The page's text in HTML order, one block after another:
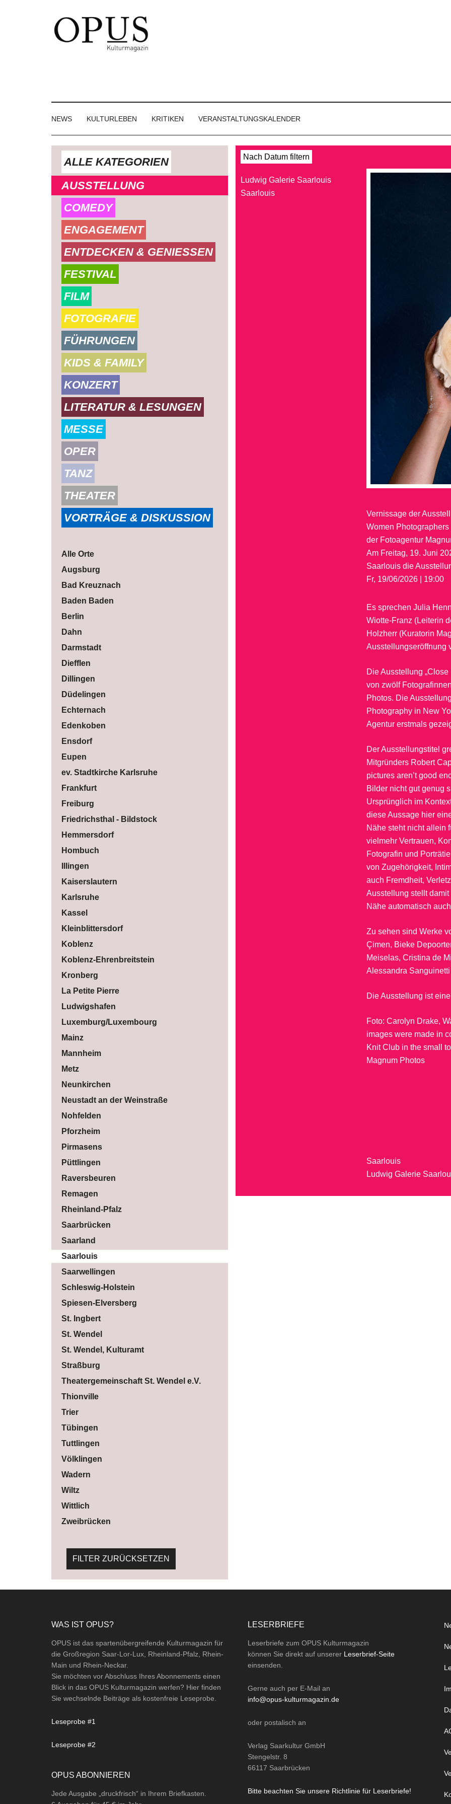
Großregion
NEWS KULTURLEBEN KRITIKEN VERANSTALTUNGSKALENDER
ALLE KATEGORIEN
AUSSTELLUNG
COMEDY
ENGAGEMENT
ENTDECKEN & GENIESSEN
FESTIVAL
FILM
FOTOGRAFIE
FÜHRUNGEN
KIDS & FAMILY
KONZERT
LITERATUR & LESUNGEN
MESSE
OPER
TANZ
THEATER
VORTRÄGE & DISKUSSION
Alle Orte
Augsburg
Bad Kreuznach
Baden Baden
Berlin
Dahn
Darmstadt
Diefflen
Dillingen
Düdelingen
Echternach
Edenkoben
Ensdorf
Eupen
ev. Stadtkirche Karlsruhe
Frankfurt
Freiburg
Friedrichsthal - Bildstock
Hemmersdorf
Hombuch
Illingen
Kaiserslautern
Karlsruhe
Kassel
Kleinblittersdorf
Koblenz
Koblenz-Ehrenbreitstein
Kronberg
La Petite Pierre
Ludwigshafen
Luxemburg/Luxembourg
Mainz
Mannheim
Metz
Neunkirchen
Neustadt an der Weinstraße
Nohfelden
Pforzheim
Pirmasens
Püttlingen
Raversbeuren
Remagen
Rheinland-Pfalz
Saarbrücken
Saarland
Saarlouis
Saarwellingen
Schleswig-Holstein
Spiesen-Elversberg
St. Ingbert
St. Wendel
St. Wendel, Kulturamt
Straßburg
Theatergemeinschaft St. Wendel e.V.
Thionville
Trier
Tübingen
Tuttlingen
Völklingen
Wadern
Wiltz
Wittlich
Zweibrücken
FILTER ZURÜCKSETZEN
Nach Datum filtern
Ludwig Galerie Saarlouis
Saarlouis
Vernissage der
Women
der Fotoagentur
Am Freitag, 19. Juni
Saarlouis die
Fr, 19/06/2026 | 19:00
Es sprechen Julia
Wiotte-Franz (Leiterin
Holzherr (Kuratorin
Ausstellungseröffnung
Die Ausstellung
von zwölf
Photos. Die
Photography in New
Agentur erstmals
Der Ausstellungstitel
Mitgründers Robert
pictures aren’t good
Bilder nicht gut genug
Ursprünglich im
diese Aussage hier
Nähe steht nicht allein
vielmehr Vertrauen,
Fotografin und
von Zugehörigkeit,
auch Fremdheit,
Ausstellung stellt
Nähe automatisch
Zu sehen sind Werke
Çimen, Bieke
Meiselas, Cristina de
Alessandra
Die Ausstellung ist
Foto: Carolyn Drake,
images were made in
Knit Club in the small
Magnum Photos
Saarlouis
Ludwig Galerie
WAS IST OPUS?
OPUS ist das spartenübergreifende Kulturmagazin für
die Großregion Saar-Lor-Lux, Rheinland-Pfalz, Rhein-
Main und Rhein-Neckar.
Sie möchten vor Abschluss Ihres Abonnements einen
Blick in das OPUS Kulturmagazin werfen? Hier finden
Sie wechselnde Beiträge als kostenfreie Leseprobe.
Leseprobe #1
Leseprobe #2
OPUS ABONNIEREN
Jede Ausgabe „druckfrisch“ in Ihrem Briefkasten.
LESERBRIEFE
Leserbriefe zum OPUS Kulturmagazin
können Sie direkt auf unserer Leserbrief-Seite
einsenden.
Gerne auch per E-Mail an
info@opus-kulturmagazin.de
oder postalisch an
Verlag Saarkultur GmbH
Stengelstr. 8
66117 Saarbrücken
Bitte beachten Sie unsere Richtlinie für Leserbriefe!